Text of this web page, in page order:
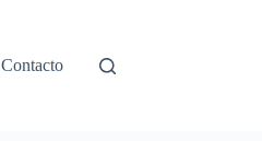
Contacto